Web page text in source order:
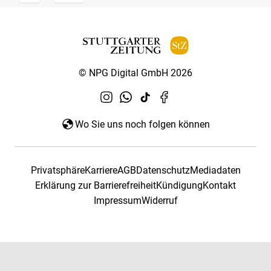
© NPG Digital GmbH 2026
Wo Sie uns noch folgen können
PrivatsphäreKarriereAGBDatenschutzMediadaten
Erklärung zur BarrierefreiheitKündigungKontakt
ImpressumWiderruf